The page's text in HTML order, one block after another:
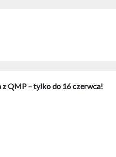
z QMP – tylko do 16 czerwca!